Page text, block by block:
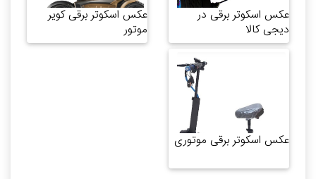
عکس اسکوتر برقی در
دیجی کالا
عکس اسکوتر برقی کویر
موتور
عکس اسکوتر برقی موتوری